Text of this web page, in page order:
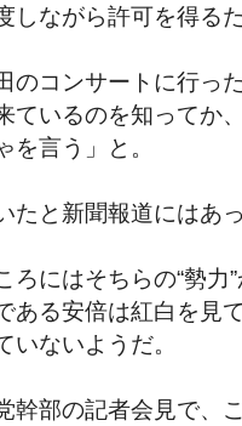
しながら許可を得る
のコンサートに行っ
ているのを知ってか
を言う」と。
たと新聞報道にはあ
ろにはそちらの“勢
ある安倍は紅白を見
いないようだ。
幹部の記者会見で、